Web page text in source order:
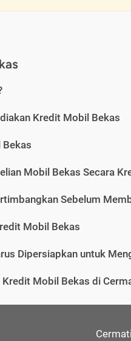
Kredit Mobil Bekas
Mobil Bekas Secara
Sebelum
Mobil Bekas
Dipersiapkan untuk
Kredit Mobil Bekas di
Cermati